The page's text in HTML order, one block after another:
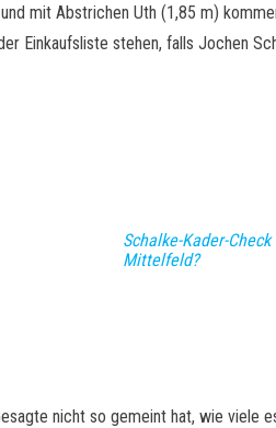
mit Abstrichen Uth (1,85 m)
Einkaufsliste stehen, falls Jochen
Schalke-Kader-
Mittelfeld?
nicht so gemeint hat, wie viele